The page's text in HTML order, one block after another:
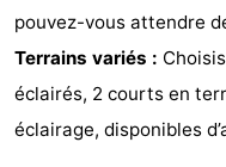
pouvez-vous attendre
Terrains variés :
éclairés, 2 courts en
éclairage, disponibles